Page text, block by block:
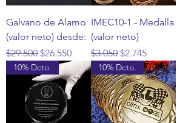
Galvano de Alamo
(valor neto) desde:
Precio
$29.500 Precio de oferta
$26.550
IMEC10-1 - Medalla
(valor neto)
Precio
$3.050 Precio de oferta
$2.745
10% Dcto. 10% Dcto.